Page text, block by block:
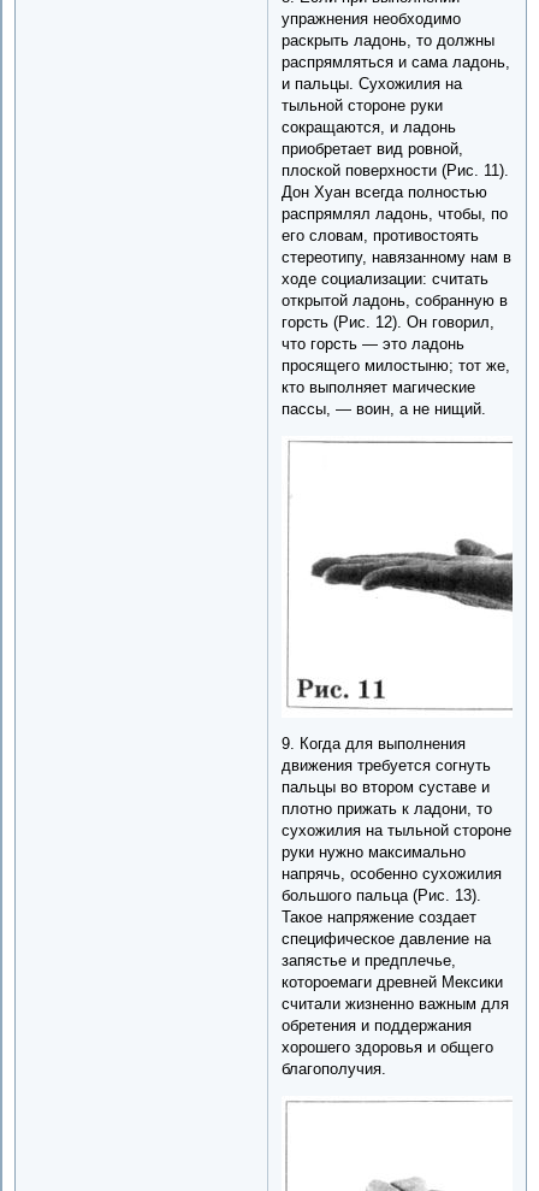
упражнения необходимо
раскрыть ладонь, то должны
распрямляться и сама ладонь,
и пальцы. Сухожилия на
тыльной стороне руки
сокращаются, и ладонь
приобретает вид ровной,
плоской поверхности (Рис. 11).
Дон Хуан всегда полностью
распрямлял ладонь, чтобы, по
его словам, противостоять
стереотипу, навязанному нам в
ходе социализации: считать
открытой ладонь, собранную в
горсть (Рис. 12). Он говорил,
что горсть — это ладонь
просящего милостыню; тот же,
кто выполняет магические
пассы, — воин, а не нищий.
9. Когда для выполнения
движения требуется согнуть
пальцы во втором суставе и
плотно прижать к ладони, то
сухожилия на тыльной стороне
руки нужно максимально
напрячь, особенно сухожилия
большого пальца (Рис. 13).
Такое напряжение создает
специфическое давление на
запястье и предплечье,
котороемаги древней Мексики
считали жизненно важным для
обретения и поддержания
хорошего здоровья и общего
благополучия.